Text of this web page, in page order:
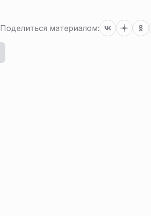
Поделиться материалом: